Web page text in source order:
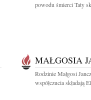
powodu śmierci Taty
MAŁGOSIA
Rodzinie Małgosi
współczucia składają